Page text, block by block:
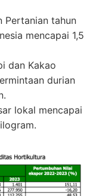
Pertanian tahun
mencapai 1,5
dan Kakao
durian
lokal mencapai